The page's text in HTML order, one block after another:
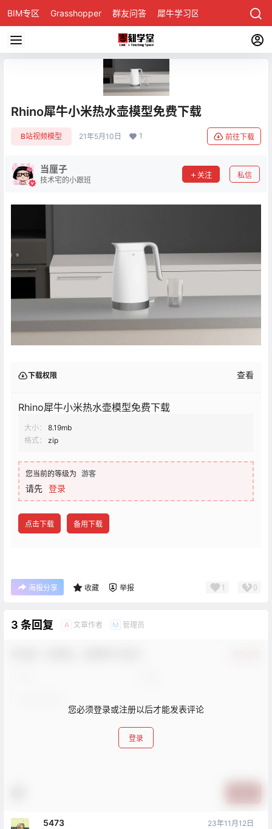
BIM专区 Grasshopper 群友问答 犀牛学习区
Rhino犀牛小米热水壶模型免费下载
B站视频模型 21年5月10日 1 前往下载
当厘子
技术宅的小跟班
关注 私信
下载权限 查看
Rhino犀牛小米热水壶模型免费下载
大小：
8.19mb
格式：
zip
您当前的等级为 游客
请先 登录
点击下载 备用下载
海报分享 收藏 举报 1 0
3 条回复 A 文章作者 M 管理员
您必须登录或注册以后才能发表评论
登录
ㅤ5473 23年11月12日